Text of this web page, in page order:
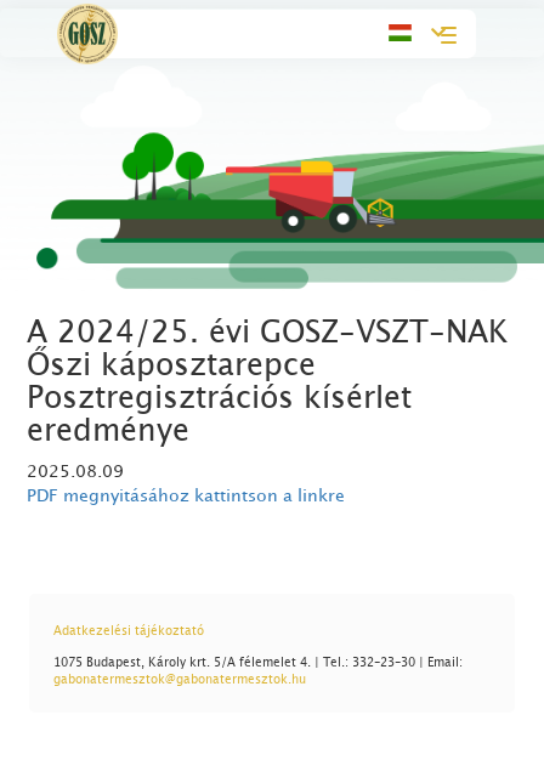
Toggle
A 2024/25. évi GOSZ-VSZT-NAK
Őszi káposztarepce
Posztregisztrációs kísérlet
eredménye
2025.08.09
PDF megnyitásához kattintson a linkre
Adatkezelési tájékoztató
1075 Budapest, Károly krt. 5/A félemelet 4. | Tel.: 332-23-30 | Email:
gabonatermesztok@gabonatermesztok.hu